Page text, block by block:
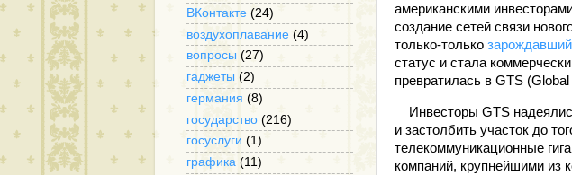
американскими
создание сетей связи
только-только
статус и стала
превратилась в GTS
Инвесторы GTS
и застолбить участок до
телекоммуникационные
компаний, крупнейшими из
ВКонтакте (24)
воздухоплавание (4)
вопросы (27)
гаджеты (2)
германия (8)
государство (216)
госуслуги (1)
графика (11)